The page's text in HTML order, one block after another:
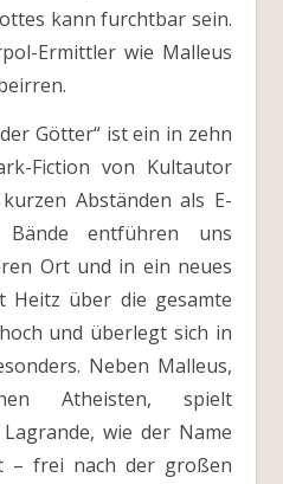
kann furchtbar sein.
Ermittler wie Malleus
Götter“ ist ein in zehn
Fiction von Kultautor
Abständen als E-
Bände entführen uns
Ort und in ein neues
Heitz über die gesamte
und überlegt sich in
Neben Malleus,
Atheisten, spielt
wie der Name
– frei nach der großen